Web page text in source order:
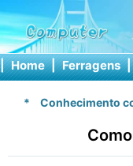
| Home | Ferragens |
* Conhecimento